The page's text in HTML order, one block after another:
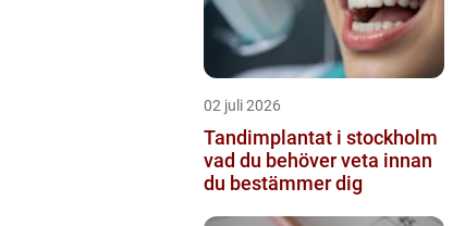
02 juli 2026
Tandimplantat i stockholm
vad du behöver veta innan
du bestämmer dig